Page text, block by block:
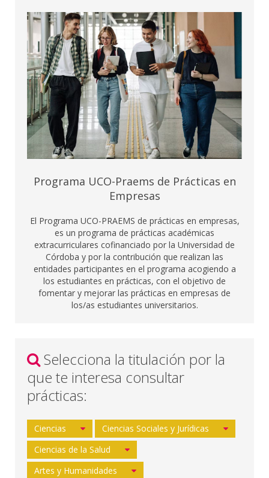
Programa UCO-Praems de Prácticas en
Empresas
El Programa UCO-PRAEMS de prácticas en empresas,
es un programa de prácticas académicas
extracurriculares cofinanciado por la Universidad de
Córdoba y por la contribución que realizan las
entidades participantes en el programa acogiendo a
los estudiantes en prácticas, con el objetivo de
fomentar y mejorar las prácticas en empresas de
los/as estudiantes universitarios.
Selecciona la titulación por la
que te interesa consultar
prácticas:
Ciencias
Ciencias Sociales y Jurídicas
Ciencias de la Salud
Artes y Humanidades